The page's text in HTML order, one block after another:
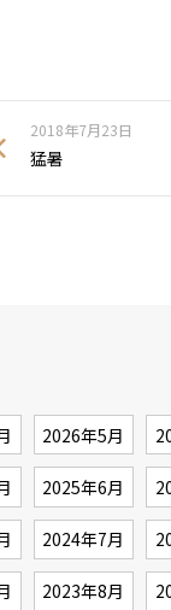
2018年7月23日
猛暑
2026年5月
2025年6月
2024年7月
2023年8月